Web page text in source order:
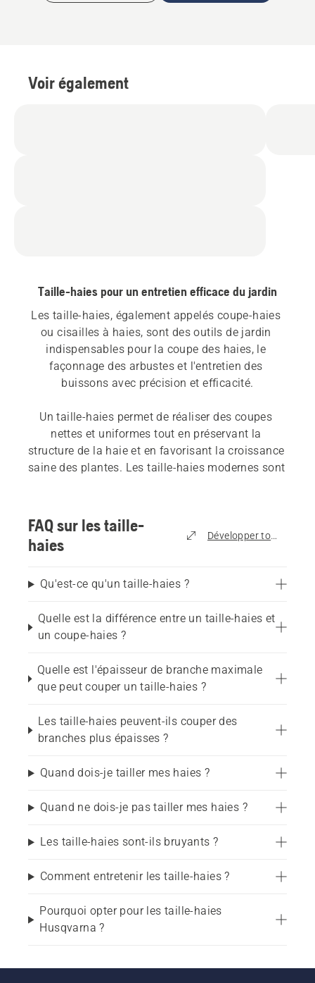
Voir également
Taille-haies pour un entretien efficace du jardin
Les taille-haies, également appelés coupe-haies
ou cisailles à haies, sont des outils de jardin
indispensables pour la coupe des haies, le
façonnage des arbustes et l'entretien des
buissons avec précision et efficacité.
Un taille-haies permet de réaliser des coupes
nettes et uniformes tout en préservant la
structure de la haie et en favorisant la croissance
saine des plantes. Les taille-haies modernes sont
occasionnelles que pour l'entretien régulier des
Taille et entretien réguliers des haies
Haies denses, à croissance rapide ou épaisses
Tailles des arbustes et buissons
Particuliers et utilisateurs professionnels
Choisir un taille-haies pour
votre jardin
besoins de coupe, types de haies et tailles de
jardins variés. Les taille-haies compacts et légers
FAQ sur les taille-
haies
Développer tout
Qu'est-ce qu'un taille-haies ?
Quelle est la différence entre un taille-haies et
un coupe-haies ?
Quelle est l'épaisseur de branche maximale
que peut couper un taille-haies ?
Les taille-haies peuvent-ils couper des
branches plus épaisses ?
Quand dois-je tailler mes haies ?
Quand ne dois-je pas tailler mes haies ?
Les taille-haies sont-ils bruyants ?
Comment entretenir les taille-haies ?
Pourquoi opter pour les taille-haies
Husqvarna ?